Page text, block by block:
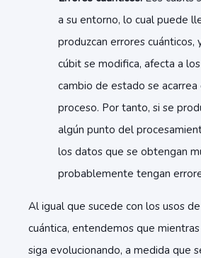
a su entorno, lo cual puede
produzcan errores cuánticos,
cúbit se modifica, afecta a
cambio de estado se
proceso. Por tanto, si se
algún punto del
los datos que se obtengan
probablemente tengan
Al igual que sucede con los usos
cuántica, entendemos que
siga evolucionando, a medida que